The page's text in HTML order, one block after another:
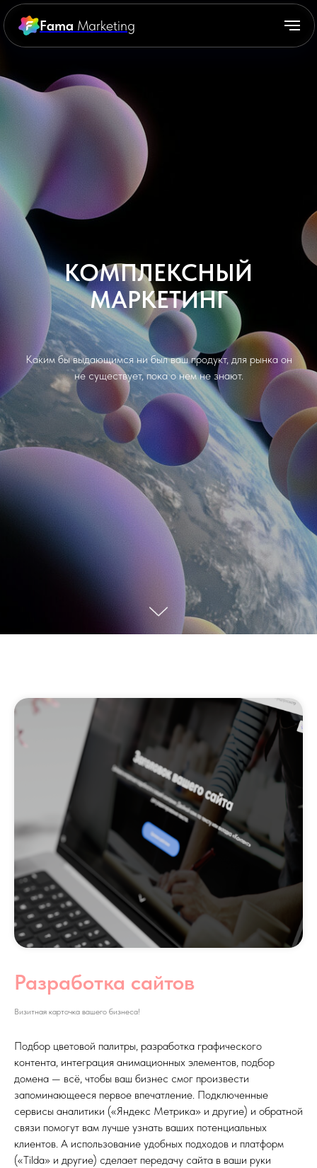
Fama Marketing
КОМПЛЕКСНЫЙ
МАРКЕТИНГ
Каким бы выдающимся ни был ваш продукт, для рынка он
не существует, пока о нем не знают.
Разработка сайтов
Визитная карточка вашего бизнеса!
Подбор цветовой палитры, разработка графического
контента, интеграция анимационных элементов, подбор
домена — всё, чтобы ваш бизнес смог произвести
запоминающееся первое впечатление. Подключенные
сервисы аналитики («Яндекс Метрика» и другие) и обратной
связи помогут вам лучше узнать ваших потенциальных
клиентов. А использование удобных подходов и платформ
(«Tilda» и другие) сделает передачу сайта в ваши руки